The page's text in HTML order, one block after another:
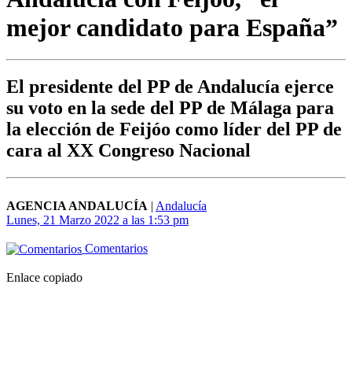
mejor candidato para España”
El presidente del PP de Andalucía ejerce
su voto en la sede del PP de Málaga para
la elección de Feijóo como líder del PP de
cara al XX Congreso Nacional
AGENCIA ANDALUCÍA | Andalucía
Lunes, 21 Marzo 2022 a las 1:53 pm
Comentarios
Enlace copiado